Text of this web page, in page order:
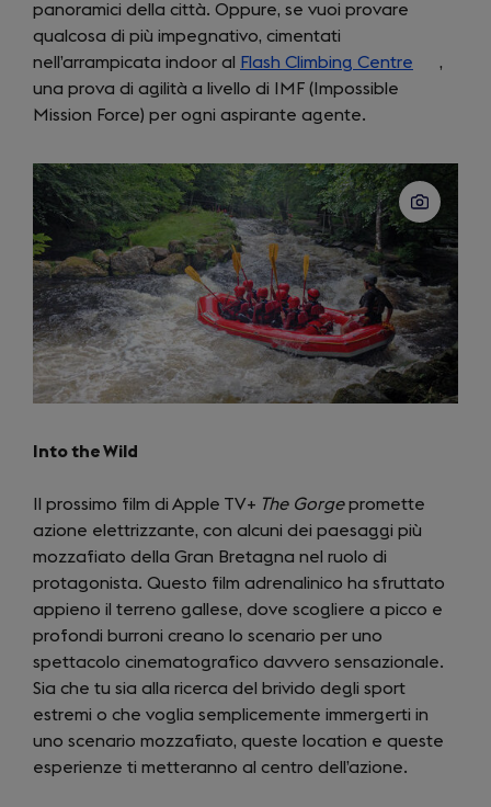
panoramici della città. Oppure, se vuoi provare
qualcosa di più impegnativo, cimentati
nell’arrampicata indoor al
Flash Climbing Centre (opens
tab)
,
una prova di agilità a livello di IMF (Impossible
Mission Force) per ogni aspirante agente.
Into the Wild
Il prossimo film di Apple TV+ The Gorgepromette
azione elettrizzante, con alcuni dei paesaggi più
mozzafiato della Gran Bretagna nel ruolo di
protagonista. Questo film adrenalinico ha sfruttato
appieno il terreno gallese, dove scogliere a picco e
profondi burroni creano lo scenario per uno
spettacolo cinematografico davvero sensazionale.
Sia che tu sia alla ricerca del brivido degli sport
estremi o che voglia semplicemente immergerti in
uno scenario mozzafiato, queste location e queste
esperienze ti metteranno al centro dell’azione.